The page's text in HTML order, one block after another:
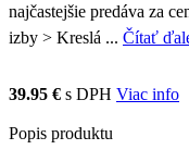
najčastejšie predáva za
izby > Kreslá ... Čítať
39.95 € s DPH Viac info
Popis produktu